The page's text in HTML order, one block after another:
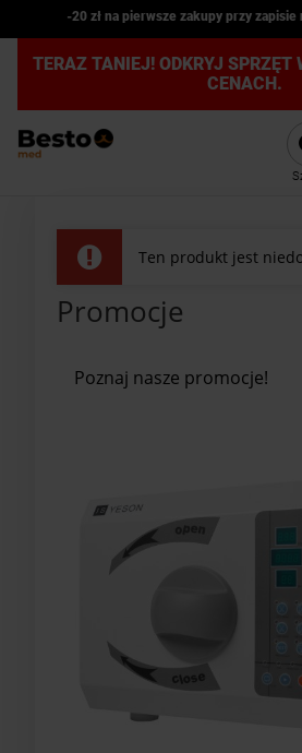
-20 zł na pierwsze zakupy przy
TERAZ TANIEJ! ODKRYJ SPRZĘT
CENACH.
Ten produkt jest
Promocje
Poznaj nasze promocje!